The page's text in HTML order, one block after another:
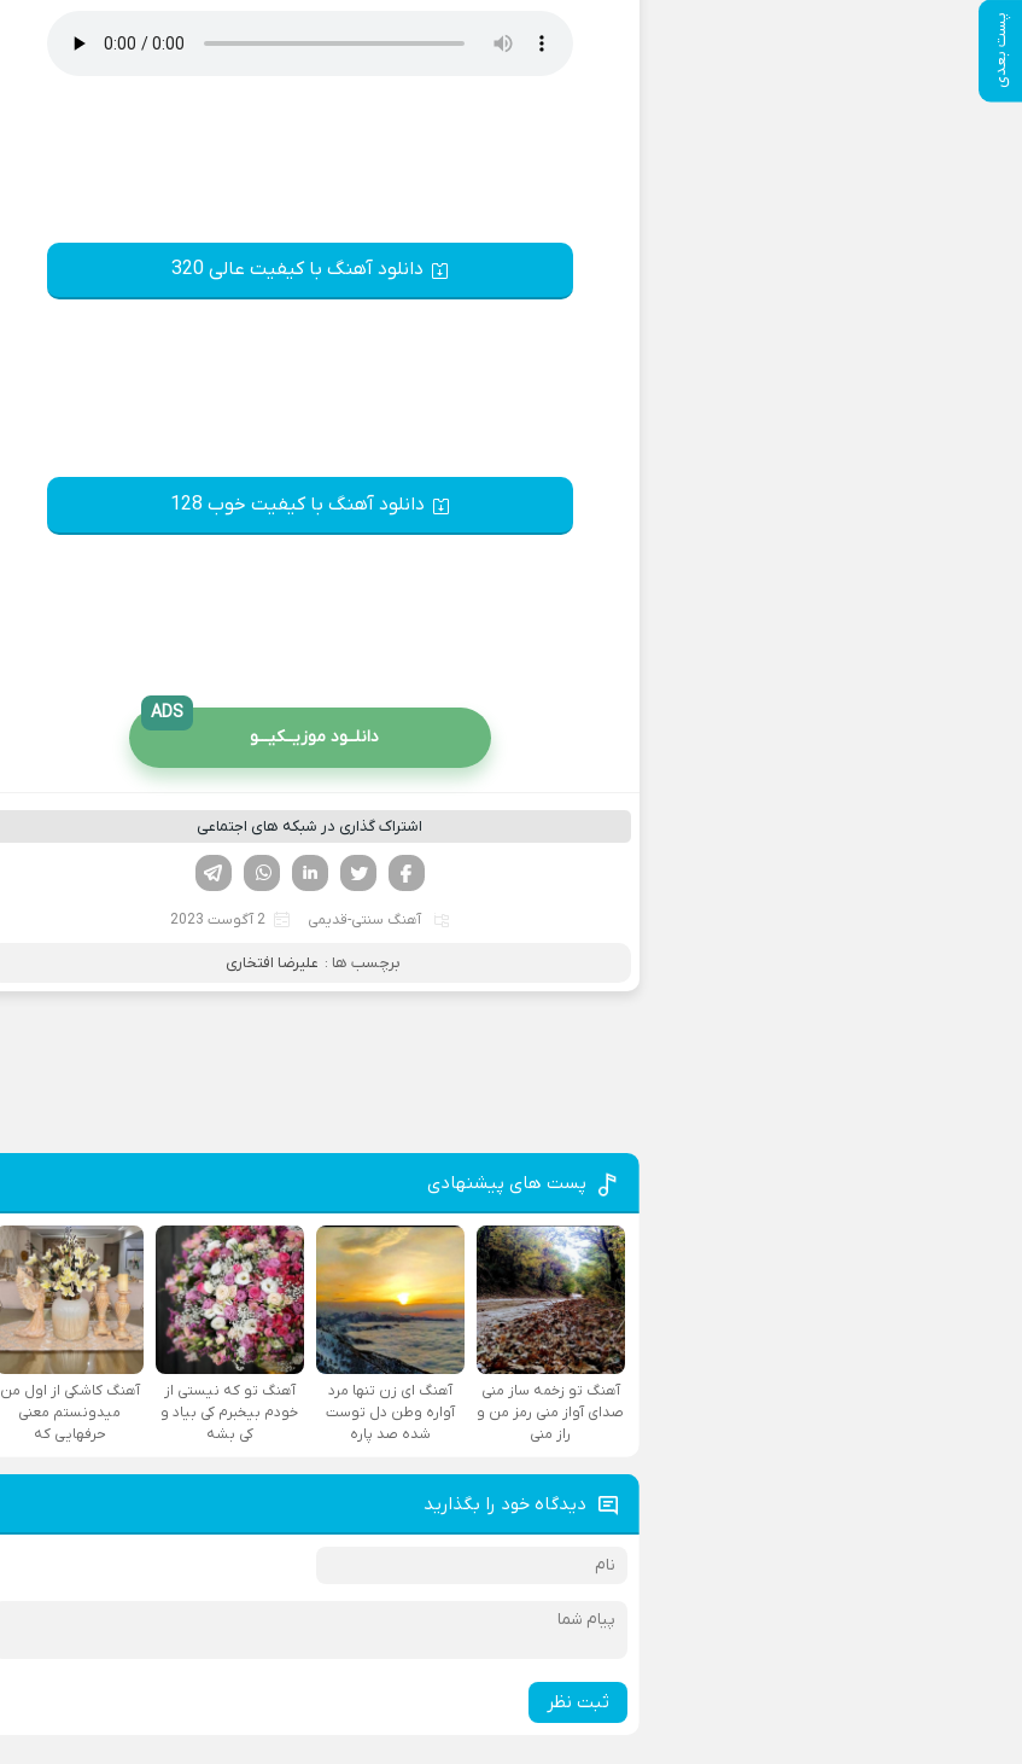
پست بعدی
دانلود آهنگ با کیفیت عالی 320
دانلود آهنگ با کیفیت خوب 128
دانلــود موزیــکیـــو
ADS
اشتراک گذاری در شبکه های اجتماعی
لینکدین تویتر
فیسوک
آهنگ سنتی-قدیمی 2 آگوست 2023
برچسب ها : علیرضا افتخاری
پست های پیشنهادی
آهنگ تو زخمه ساز منی
صدای آواز منی رمز من و
راز منی
آهنگ ای زن تنها مرد
آواره وطن دل توست
شده صد پاره
آهنگ تو که نیستی از
خودم بیخبرم کی بیاد و
کی بشه
آهنگ کاشکی از اول من
میدونستم معنی
حرفهایی که
دیدگاه خود را بگذارید
ثبت نظر